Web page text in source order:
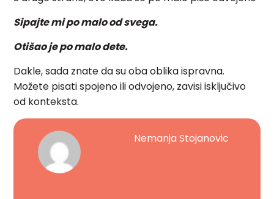
Sipajte mi po malo od svega.
Otišao je po malo dete.
Dakle, sada znate da su oba oblika ispravna.
Možete pisati spojeno ili odvojeno, zavisi isključivo
od konteksta.
Nemanja Stojanovic